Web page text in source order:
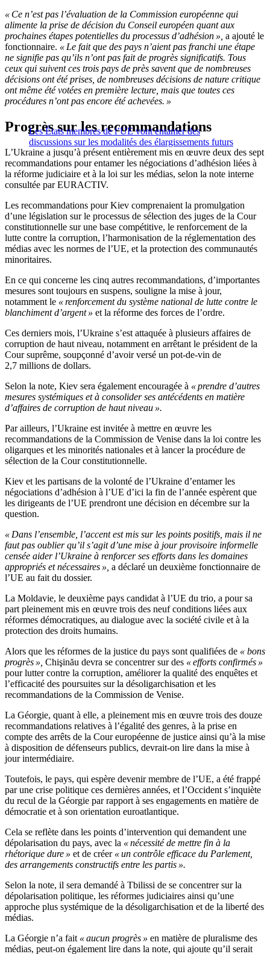
« Ce n’est pas l’évaluation de la Commission européenne qui
alimente la prise de décision du Conseil européen quant aux
prochaines étapes potentielles du processus d’adhésion », a ajouté le
fonctionnaire. « Le fait que des pays n’aient pas franchi une étape
ne signifie pas qu’ils n’ont pas fait de progrès significatifs. Tous
ceux qui suivent ces trois pays de près savent que de nombreuses
décisions ont été prises, de nombreuses décisions de nature critique
ont même été votées en première lecture, mais que toutes ces
procédures n’ont pas encore été achevées. »
Les États membres de l’UE vont entamer des
discussions sur les modalités des élargissements futurs
Progrès sur les recommandations
L’Ukraine a jusqu’à présent entièrement mis en œuvre deux des sept
recommandations pour entamer les négociations d’adhésion liées à
la réforme judiciaire et à la loi sur les médias, selon la note interne
consultée par EURACTIV.
Les recommandations pour Kiev comprenaient la promulgation
d’une législation sur le processus de sélection des juges de la Cour
constitutionnelle sur une base compétitive, le renforcement de la
lutte contre la corruption, l’harmonisation de la réglementation des
médias avec les normes de l’UE, et la protection des communautés
minoritaires.
En ce qui concerne les cinq autres recommandations, d’importantes
mesures sont toujours en suspens, souligne la mise à jour,
notamment le « renforcement du système national de lutte contre le
blanchiment d’argent » et la réforme des forces de l’ordre.
Ces derniers mois, l’Ukraine s’est attaquée à plusieurs affaires de
corruption de haut niveau, notamment en arrêtant le président de la
Cour suprême, soupçonné d’avoir versé un pot-de-vin de
2,7 millions de dollars.
Selon la note, Kiev sera également encouragée à « prendre d’autres
mesures systémiques et à consolider ses antécédents en matière
d’affaires de corruption de haut niveau ».
Par ailleurs, l’Ukraine est invitée à mettre en œuvre les
recommandations de la Commission de Venise dans la loi contre les
oligarques et les minorités nationales et à lancer la procédure de
sélection de la Cour constitutionnelle.
Kiev et les partisans de la volonté de l’Ukraine d’entamer les
négociations d’adhésion à l’UE d’ici la fin de l’année espèrent que
les dirigeants de l’UE prendront une décision en décembre sur la
question.
« Dans l’ensemble, l’accent est mis sur les points positifs, mais il ne
faut pas oublier qu’il s’agit d’une mise à jour provisoire informelle
censée aider l’Ukraine à renforcer ses efforts dans les domaines
appropriés et nécessaires », a déclaré un deuxième fonctionnaire de
l’UE au fait du dossier.
La Moldavie, le deuxième pays candidat à l’UE du trio, a pour sa
part pleinement mis en œuvre trois des neuf conditions liées aux
réformes démocratiques, au dialogue avec la société civile et à la
protection des droits humains.
Alors que les réformes de la justice du pays sont qualifiées de « bons
progrès », Chişinău devra se concentrer sur des « efforts confirmés »
pour lutter contre la corruption, améliorer la qualité des enquêtes et
l’efficacité des poursuites sur la désoligarchisation et les
recommandations de la Commission de Venise.
La Géorgie, quant à elle, a pleinement mis en œuvre trois des douze
recommandations relatives à l’égalité des genres, à la prise en
compte des arrêts de la Cour européenne de justice ainsi qu’à la mise
à disposition de défenseurs publics, devrait-on lire dans la mise à
jour intermédiaire.
Toutefois, le pays, qui espère devenir membre de l’UE, a été frappé
par une crise politique ces dernières années, et l’Occident s’inquiète
du recul de la Géorgie par rapport à ses engagements en matière de
démocratie et à son orientation euroatlantique.
Cela se reflète dans les points d’intervention qui demandent une
dépolarisation du pays, avec la « nécessité de mettre fin à la
rhétorique dure » et de créer « un contrôle efficace du Parlement,
des arrangements constructifs entre les partis ».
Selon la note, il sera demandé à Tbilissi de se concentrer sur la
dépolarisation politique, les réformes judiciaires ainsi qu’une
approche plus systémique de la désoligarchisation et de la liberté des
médias.
La Géorgie n’a fait « aucun progrès » en matière de pluralisme des
médias, peut-on également lire dans la note, qui ajoute qu’il serait